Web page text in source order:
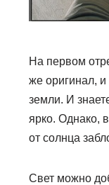
На первом
же оригинал,
земли. И
ярко. Однако,
от солнца
Свет можно